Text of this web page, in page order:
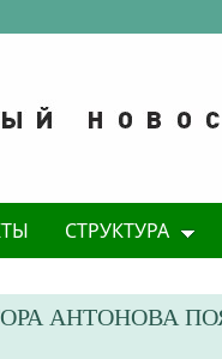
СТРУКТУРА
АНТОНОВА